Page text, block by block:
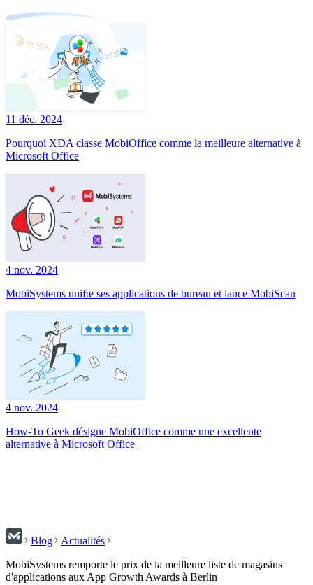
11 déc. 2024
Pourquoi XDA classe MobiOffice comme la meilleure alternative à
Microsoft Office
4 nov. 2024
MobiSystems uniﬁe ses applications de bureau et lance MobiScan
4 nov. 2024
How-To Geek désigne MobiOffice comme une excellente
alternative à Microsoft Office
Blog
Actualités
MobiSystems remporte le prix de la meilleure liste de magasins
d'applications aux App Growth Awards à Berlin